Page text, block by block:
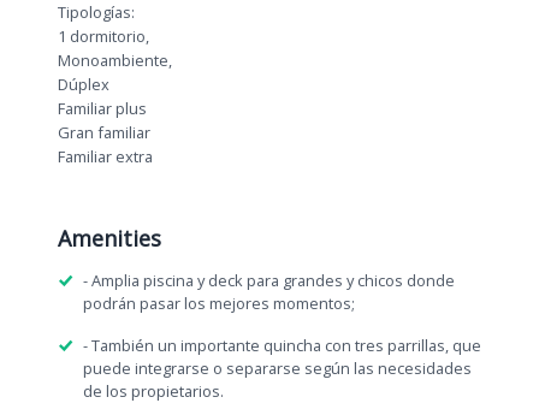
Tipologías:
1 dormitorio,
Monoambiente,
Dúplex
Familiar plus
Gran familiar
Familiar extra
Amenities
- Amplia piscina y deck para grandes y chicos donde
podrán pasar los mejores momentos;
- También un importante quincha con tres parrillas, que
puede integrarse o separarse según las necesidades
de los propietarios.